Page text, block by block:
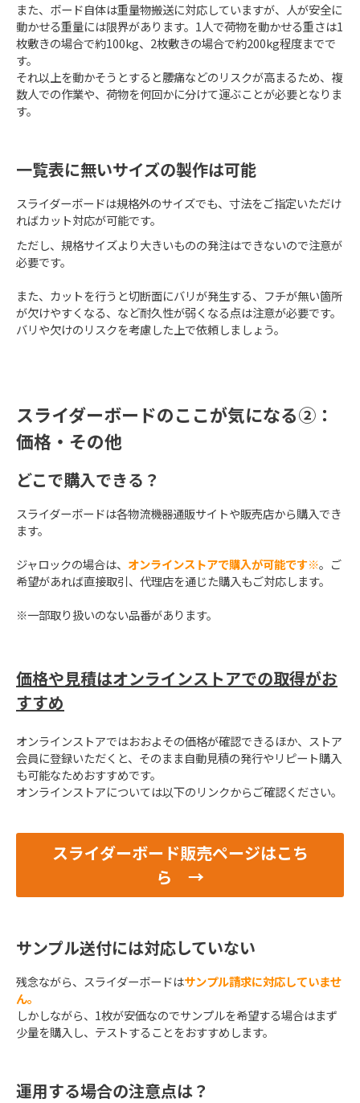
また、ボード自体は重量物搬送に対応していますが、人が安全に
動かせる重量には限界があります。1人で荷物を動かせる重さは1
枚敷きの場合で約100kg、2枚敷きの場合で約200kg程度までで
す。
それ以上を動かそうとすると腰痛などのリスクが高まるため、複
数人での作業や、荷物を何回かに分けて運ぶことが必要となりま
す。
一覧表に無いサイズの製作は可能
スライダーボードは規格外のサイズでも、寸法をご指定いただけ
ればカット対応が可能です。
ただし、規格サイズより大きいものの発注はできないので注意が
必要です。
また、カットを行うと切断面にバリが発生する、フチが無い箇所
が欠けやすくなる、など耐久性が弱くなる点は注意が必要です。
バリや欠けのリスクを考慮した上で依頼しましょう。
スライダーボードのここが気になる②：
価格・その他
どこで購入できる？
スライダーボードは各物流機器通販サイトや販売店から購入でき
ます。
ジャロックの場合は、 オンラインストアで購入が可能です※。ご
希望があれば直接取引、代理店を通じた購入もご対応します。
※一部取り扱いのない品番があります。
価格や見積はオンラインストアでの取得がお
すすめ
オンラインストアではおおよその価格が確認できるほか、ストア
会員に登録いただくと、そのまま自動見積の発行やリピート購入
も可能なためおすすめです。
オンラインストアについては以下のリンクからご確認ください。
スライダーボード販売ページはこち
ら　→
サンプル送付には対応していない
残念ながら、スライダーボードはサンプル請求に対応していませ
ん。
しかしながら、1枚が安価なのでサンプルを希望する場合はまず
少量を購入し、テストすることをおすすめします。
運用する場合の注意点は？